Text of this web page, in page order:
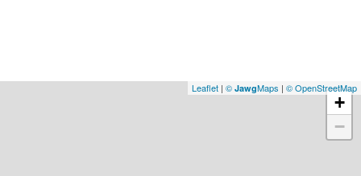
+
−
Leaflet | © JawgMaps | © OpenStreetMap